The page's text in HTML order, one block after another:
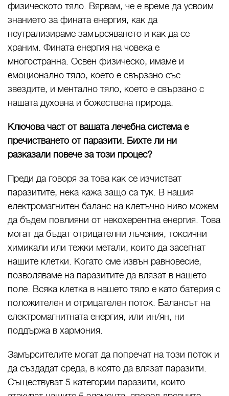
физическото тяло. Вярвам, че е време да усвоим
знанието за фината енергия, как да
неутрализираме замърсяването и как да се
храним. Фината енергия на човека е
многостранна. Освен физическо, имаме и
емоционално тяло, което е свързано със
звездите, и ментално тяло, което е свързано с
нашата духовна и божествена природа.
Ключова част от вашата лечебна система е
пречистването от паразити. Бихте ли ни
разказали повече за този процес?
Преди да говоря за това как се изчистват
паразитите, нека кажа защо са тук. В нашия
електромагнитен баланс на клетъчно ниво можем
да бъдем повлияни от некохерентна енергия. Това
могат да бъдат отрицателни лъчения, токсични
химикали или тежки метали, които да засегнат
нашите клетки. Когато сме извън равновесие,
позволяваме на паразитите да влязат в нашето
поле. Всяка клетка в нашето тяло е като батерия с
положителен и отрицателен поток. Балансът на
електромагнитната енергия, или ин/ян, ни
поддържа в хармония.
Замърсителите могат да попречат на този поток и
да създадат среда, в която да влязат паразити.
Съществуват 5 категории паразити, които